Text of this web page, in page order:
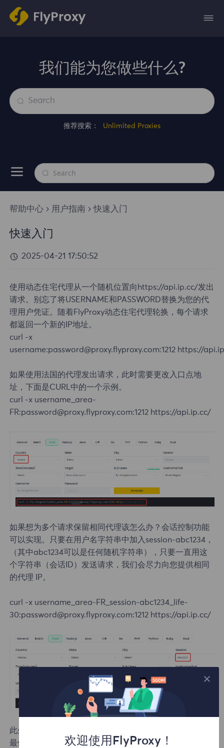
我们能为您做些什么?
推荐搜索： Unlimited Proxies
帮助中心 用户指南 快速入门
快速入门
2025-04-21 17:50:52
使用动态住宅代理从一个随机位置向https://api.ip.cc/发出
请求。别忘了将USERNAME和PASSWORD替换为您的代
理用户凭证。随着FlyProxy动态住宅代理轮换，每个请求
都返回一个新的IP地址。
curl -x
username:password@proxy.flyproxy.com:1212 https://
如果使用法国的代理发出请求，此时需要更改入口点地
址，下面是CURL中的一个示例。
curl -x username_area-
FR:password@proxy.flyproxy.com:1212 https://api.ip.cc/
如果想为多个请求保留相同代理该怎么办？会话控制功能
可以实现。只要在用户名字符串中加入session-abc1234，
（其中abc1234可以是任何随机字符串），只要一直用这
个字符串（会话ID）发送请求，我们会尽力向您提供相同
的代理 IP。
curl -x username_area-FR_session-abc1234_life-
30:password@proxy.flyproxy.com:1212 https://api.ip.cc/
此外， life 和 session 这两个参数需要配合使用，以确保
最佳的代理性能和稳定性。欢迎使用FlyProxy！